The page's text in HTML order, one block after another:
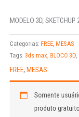
MODELO 3D,
Categorias: FREE MESAS
Tags: 3ds max BLOCO 3D
FREE, MESAS
Somente
produto